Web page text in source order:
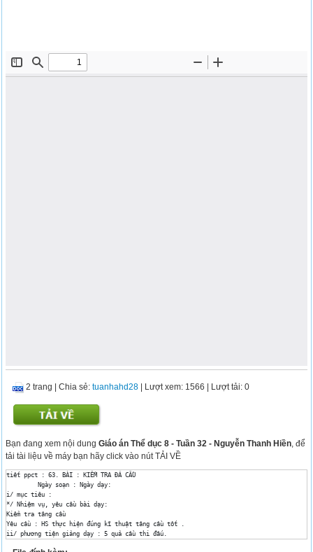
2 trang |Chia sẻ:tuanhahd28 | Lượt xem: 1566 | Lượt tải: 0
Bạn đang xem nội dungGiáo án Thể dục 8 - Tuần 32 - Nguyễn Thanh Hiền , để
tải tài liệu về máy bạn hãy click vào nút TẢI VỀ
tiết ppct : 63. BÀI : KIỂM TRA ĐÁ CẦU
i/ mục tiêu :
*/ Nhiệm vụ, yêu cầu bài dạy:
Kiểm tra tâng cầu
Yêu cầu : HS thực hiện đúng kĩ thuật tâng cầu tốt .
ii/ phương tiện giảng dạy : 5 quả cầu thi đấu.